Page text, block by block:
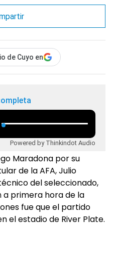
de Cuyo en
Powered by Thinkindot Audio
Maradona por su
de la AFA, Julio
del seleccionado,
a primera hora de la
fue que el partido
el estadio de River Plate.